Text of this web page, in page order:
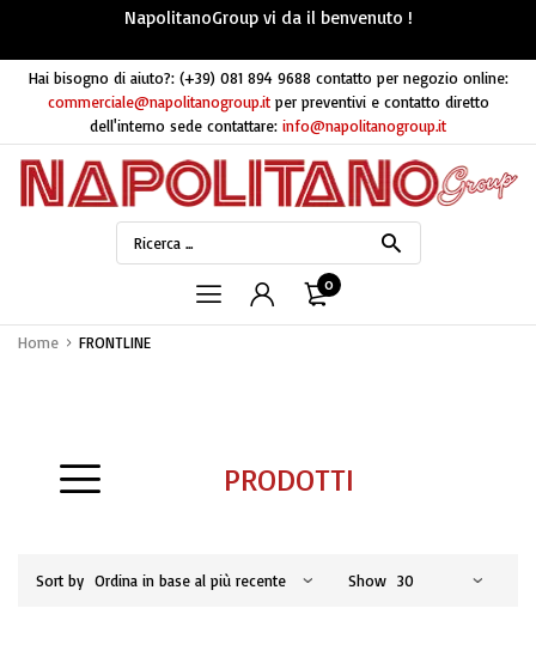
NapolitanoGroup vi da il benvenuto !
Hai bisogno di aiuto?: (+39) 081 894 9688 contatto per negozio online:
commerciale@napolitanogroup.it per preventivi e contatto diretto
dell'interno sede contattare: info@napolitanogroup.it
0
Home FRONTLINE
PRODOTTI
Sort by Show